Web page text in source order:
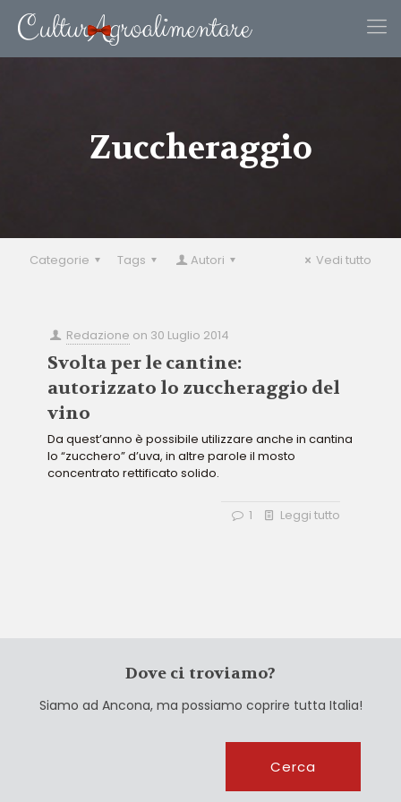
Zuccheraggio
Categorie Tags Autori Vedi tutto
Redazione on 30 Luglio 2014
Svolta per le cantine:
autorizzato lo zuccheraggio del
vino
Da quest’anno è possibile utilizzare anche in cantina
lo “zucchero” d’uva, in altre parole il mosto
concentrato rettificato solido.
1 Leggi tutto
Dove ci troviamo?
Siamo ad Ancona, ma possiamo coprire tutta Italia!
Cerca